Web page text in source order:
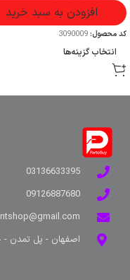
افزودن به سبد خرید
کد محصول:3090009
انتخاب گزینه‌ها
03136633395
09126887680
اصفهان - پل تمدن -